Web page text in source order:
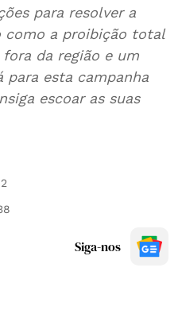
para resolver a
como a proibição total
da região e um
esta campanha
escoar as suas
Siga-nos